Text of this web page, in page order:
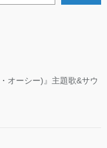
オーシー)』主題歌&サウ